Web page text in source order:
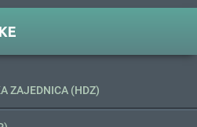
ZAJEDNICA (HDZ)